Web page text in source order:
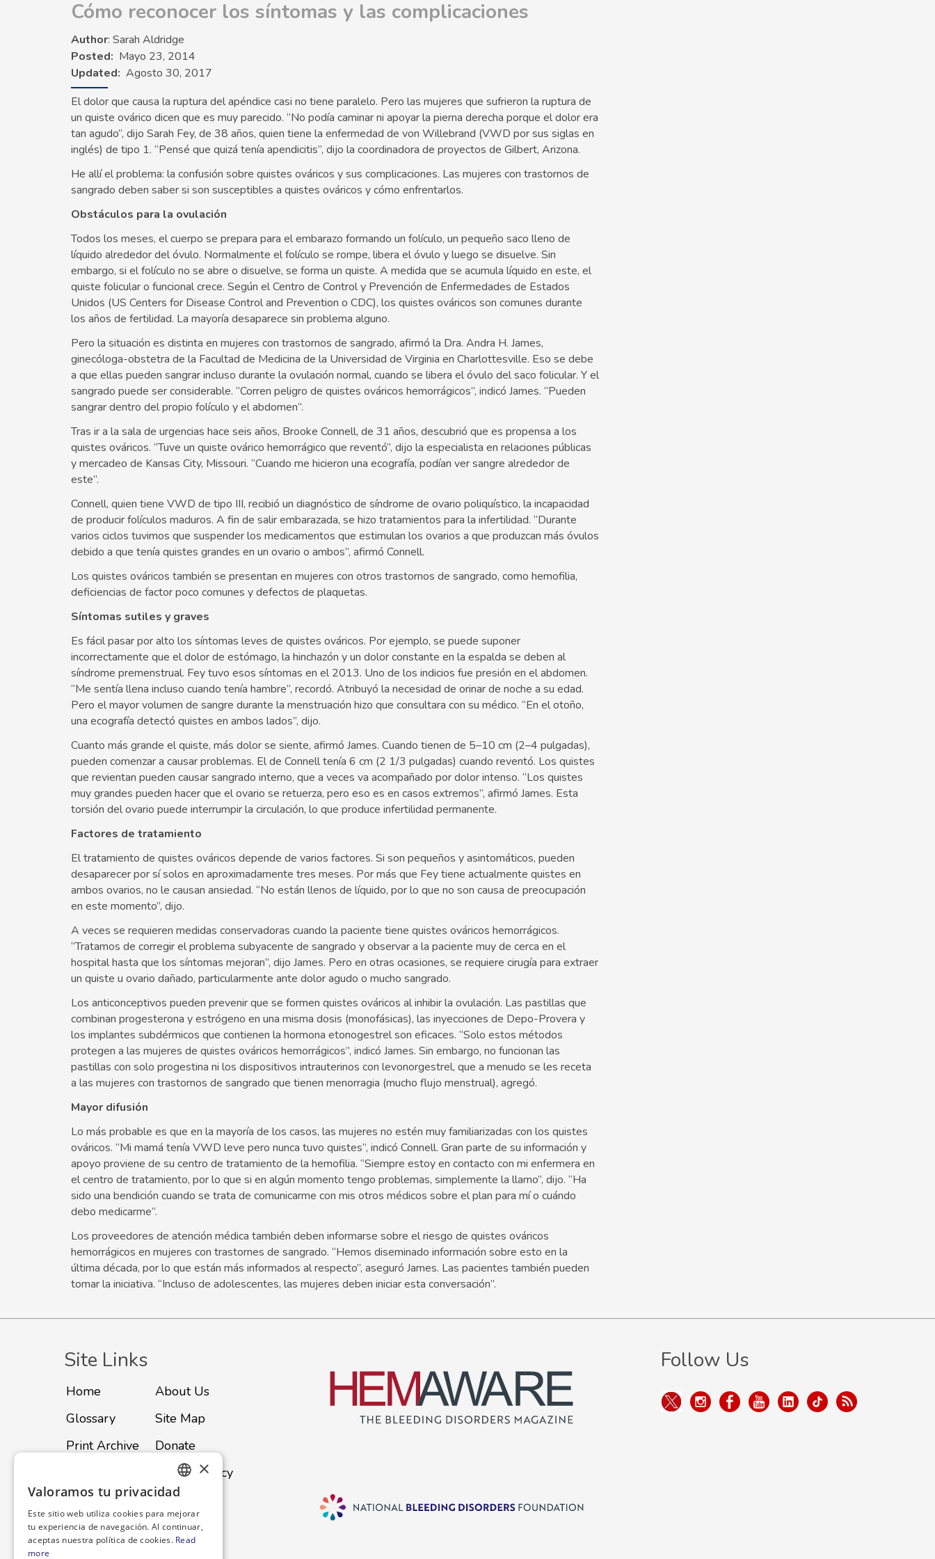
Cómo reconocer los síntomas y las complicaciones
Author: Sarah Aldridge
Posted
Mayo 23, 2014
Updated Agosto 30, 2017
El dolor que causa la ruptura del apéndice casi no tiene paralelo. Pero las mujeres que sufrieron la ruptura de
un quiste ovárico dicen que es muy parecido. “No podía caminar ni apoyar la pierna derecha porque el dolor era
tan agudo”, dijo Sarah Fey, de 38 años, quien tiene la enfermedad de von Willebrand (VWD por sus siglas en
inglés) de tipo 1. “Pensé que quizá tenía apendicitis”, dijo la coordinadora de proyectos de Gilbert, Arizona.
He allí el problema: la confusión sobre quistes ováricos y sus complicaciones. Las mujeres con trastornos de
sangrado deben saber si son susceptibles a quistes ováricos y cómo enfrentarlos.
Obstáculos para la ovulación
Todos los meses, el cuerpo se prepara para el embarazo formando un folículo, un pequeño saco lleno de
líquido alrededor del óvulo. Normalmente el folículo se rompe, libera el óvulo y luego se disuelve. Sin
embargo, si el folículo no se abre o disuelve, se forma un quiste. A medida que se acumula líquido en este, el
quiste folicular o funcional crece. Según el Centro de Control y Prevención de Enfermedades de Estados
Unidos (US Centers for Disease Control and Prevention o CDC), los quistes ováricos son comunes durante
los años de fertilidad. La mayoría desaparece sin problema alguno.
Pero la situación es distinta en mujeres con trastornos de sangrado, afirmó la Dra. Andra H. James,
ginecóloga-obstetra de la Facultad de Medicina de la Universidad de Virginia en Charlottesville. Eso se debe
a que ellas pueden sangrar incluso durante la ovulación normal, cuando se libera el óvulo del saco folicular. Y el
sangrado puede ser considerable. “Corren peligro de quistes ováricos hemorrágicos”, indicó James. “Pueden
sangrar dentro del propio folículo y el abdomen”.
Tras ir a la sala de urgencias hace seis años, Brooke Connell, de 31 años, descubrió que es propensa a los
quistes ováricos. “Tuve un quiste ovárico hemorrágico que reventó”, dijo la especialista en relaciones públicas
y mercadeo de Kansas City, Missouri. “Cuando me hicieron una ecografía, podían ver sangre alrededor de
este”.
Connell, quien tiene VWD de tipo III, recibió un diagnóstico de síndrome de ovario poliquístico, la incapacidad
de producir folículos maduros. A fin de salir embarazada, se hizo tratamientos para la infertilidad. “Durante
varios ciclos tuvimos que suspender los medicamentos que estimulan los ovarios a que produzcan más óvulos
debido a que tenía quistes grandes en un ovario o ambos”, afirmó Connell.
Los quistes ováricos también se presentan en mujeres con otros trastornos de sangrado, como hemofilia,
deficiencias de factor poco comunes y defectos de plaquetas.
Síntomas sutiles y graves
Es fácil pasar por alto los síntomas leves de quistes ováricos. Por ejemplo, se puede suponer
incorrectamente que el dolor de estómago, la hinchazón y un dolor constante en la espalda se deben al
síndrome premenstrual. Fey tuvo esos síntomas en el 2013. Uno de los indicios fue presión en el abdomen.
“Me sentía llena incluso cuando tenía hambre”, recordó. Atribuyó la necesidad de orinar de noche a su edad.
Pero el mayor volumen de sangre durante la menstruación hizo que consultara con su médico. “En el otoño,
una ecografía detectó quistes en ambos lados”, dijo.
Cuanto más grande el quiste, más dolor se siente, afirmó James. Cuando tienen de 5–10 cm (2–4 pulgadas),
pueden comenzar a causar problemas. El de Connell tenía 6 cm (2 1/3 pulgadas) cuando reventó. Los quistes
que revientan pueden causar sangrado interno, que a veces va acompañado por dolor intenso. “Los quistes
muy grandes pueden hacer que el ovario se retuerza, pero eso es en casos extremos”, afirmó James. Esta
torsión del ovario puede interrumpir la circulación, lo que produce infertilidad permanente.
Factores de tratamiento
El tratamiento de quistes ováricos depende de varios factores. Si son pequeños y asintomáticos, pueden
desaparecer por sí solos en aproximadamente tres meses. Por más que Fey tiene actualmente quistes en
ambos ovarios, no le causan ansiedad. “No están llenos de líquido, por lo que no son causa de preocupación
en este momento”, dijo.
A veces se requieren medidas conservadoras cuando la paciente tiene quistes ováricos hemorrágicos.
“Tratamos de corregir el problema subyacente de sangrado y observar a la paciente muy de cerca en el
hospital hasta que los síntomas mejoran”, dijo James. Pero en otras ocasiones, se requiere cirugía para extraer
un quiste u ovario dañado, particularmente ante dolor agudo o mucho sangrado.
Los anticonceptivos pueden prevenir que se formen quistes ováricos al inhibir la ovulación. Las pastillas que
combinan progesterona y estrógeno en una misma dosis (monofásicas), las inyecciones de Depo-Provera y
los implantes subdérmicos que contienen la hormona etonogestrel son eficaces. “Solo estos métodos
protegen a las mujeres de quistes ováricos hemorrágicos”, indicó James. Sin embargo, no funcionan las
pastillas con solo progestina ni los dispositivos intrauterinos con levonorgestrel, que a menudo se les receta
a las mujeres con trastornos de sangrado que tienen menorragia (mucho flujo menstrual), agregó.
Mayor difusión
Lo más probable es que en la mayoría de los casos, las mujeres no estén muy familiarizadas con los quistes
ováricos. “Mi mamá tenía VWD leve pero nunca tuvo quistes”, indicó Connell. Gran parte de su información y
apoyo proviene de su centro de tratamiento de la hemofilia. “Siempre estoy en contacto con mi enfermera en
el centro de tratamiento, por lo que si en algún momento tengo problemas, simplemente la llamo”, dijo. “Ha
sido una bendición cuando se trata de comunicarme con mis otros médicos sobre el plan para mí o cuándo
debo medicarme”.
Los proveedores de atención médica también deben informarse sobre el riesgo de quistes ováricos
hemorrágicos en mujeres con trastornes de sangrado. “Hemos diseminado información sobre esto en la
última década, por lo que están más informados al respecto”, aseguró James. Las pacientes también pueden
tomar la iniciativa. “Incluso de adolescentes, las mujeres deben iniciar esta conversación”.
Site Links
Home
About Us
Glossary
Site Map
Print Archive
Donate
Privacy Policy
Subscribe
Contact
Follow Us
SPANISH
×
Valoramos tu privacidad
Este sitio web utiliza cookies para mejorar
tu experiencia de navegación. Al continuar,
aceptas nuestra política de cookies. Read
more